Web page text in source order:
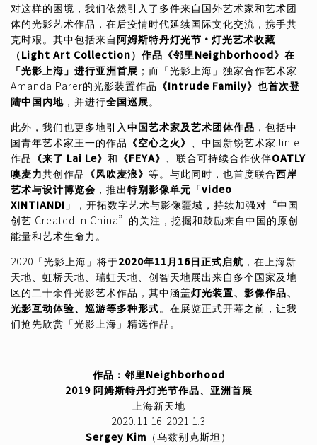
对这样的困境，我们依然引入了多件来自国外艺术家和艺术团
体的光影艺术作品，在后疫情时代延续国际文化交流，携手共
克时艰。其中包括来自阿姆斯特丹灯光节·灯光艺术收藏
（Light Art Collection）作品《邻里Neighborhood》在
「光影上海」进行亚洲首展 ；而「光影上海」独家合作艺术家
Amanda Parer的光影装置作品 《Intrude Family》也首次登
陆中国内地 ，并进行全国巡展。
此外，我们也更多地引入中国艺术家及艺术团体作品 ，包括中
国青年艺术家王一的作品 《空心之火》 、中国新锐艺术家Jinle
作品 《来了 Lai Le》 和 《FEYA》 、联合可持续合作伙伴OATLY
噢麦力共创作品 《风吹麦浪》 等。与此同时，也首度联合西岸
艺术与设计博览会 ，推出特别影像单元「video
XINTIANDI」
，开拓数字艺术与影像疆域，持续加强对“中国
创艺 Created in China”的关注，挖掘和鼓励来自中国的原创
能量和艺术生命力。
2020「光影上海」将于2020年11月16日正式启航 ，在上海新
天地、虹桥天地、瑞虹天地、创智天地展出来自多个国家及地
区的二十余件光影艺术作品，其中涵盖灯光装置、影像作品、
光影互动体验、巡游等多种形式。在展览正式开幕之前，让我
们抢先欣赏「光影上海」精选作品。
作品：邻里Neighborhood
2019 阿姆斯特丹灯光节作品、亚洲首展
上海新天地
2020.11.16-2021.1.3
Sergey Kim （乌兹别克斯坦）